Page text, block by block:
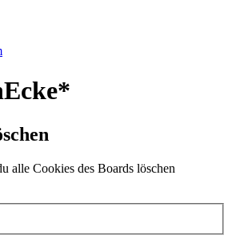
alle Cookies des Boards löschen